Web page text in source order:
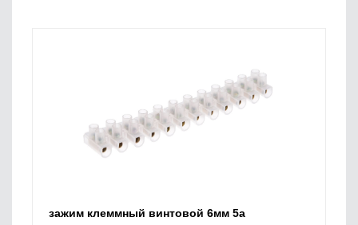
зажим клеммный винтовой 6мм 5а